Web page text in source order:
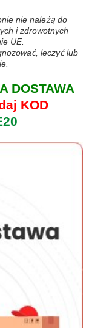
nie należą do
i zdrowotnych
UE.
leczyć lub
DOSTAWA
KOD